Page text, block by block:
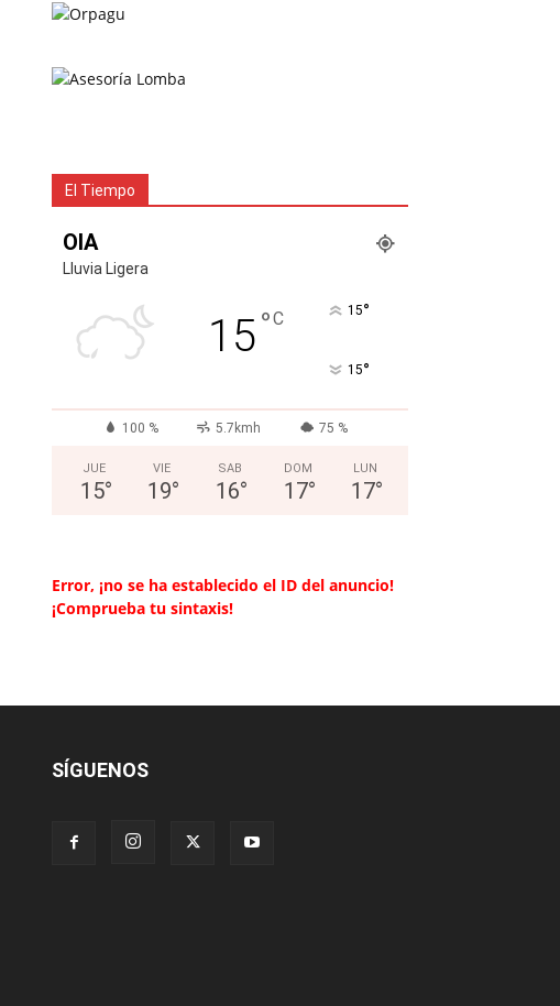
El Tiempo
OIA
Lluvia Ligera
15°C 15°
15°
100 % 5.7kmh 75 %
JUE
15°
VIE
19°
SAB
16°
DOM
17°
LUN
17°
Error, ¡no se ha establecido el ID del anuncio!
¡Comprueba tu sintaxis!
SÍGUENOS